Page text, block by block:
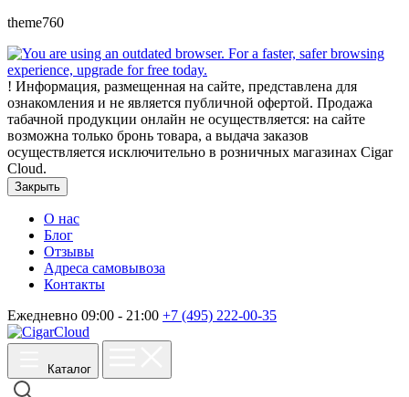
theme760
! Информация, размещенная на сайте, представлена для
ознакомления и не является публичной офертой. Продажа
табачной продукции онлайн не осуществляется: на сайте
возможна только бронь товара, а выдача заказов
осуществляется исключительно в розничных магазинах Cigar
Cloud.
Закрыть
О нас
Блог
Отзывы
Адреса самовывоза
Контакты
Ежедневно 09:00 - 21:00 +7 (495) 222-00-35
Каталог